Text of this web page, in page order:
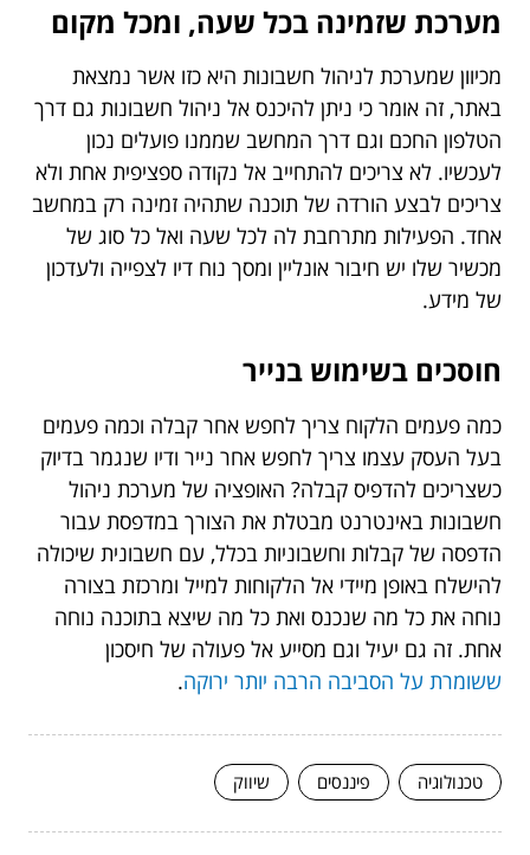
מערכת שזמינה בכל שעה, ומכל מקום
מכיוון שמערכת לניהול חשבונות היא כזו אשר נמצאת
באתר, זה אומר כי ניתן להיכנס אל ניהול חשבונות גם דרך
הטלפון החכם וגם דרך המחשב שממנו פועלים נכון
לעכשיו. לא צריכים להתחייב אל נקודה ספציפית אחת ולא
צריכים לבצע הורדה של תוכנה שתהיה זמינה רק במחשב
אחד. הפעילות מתרחבת לה לכל שעה ואל כל סוג של
מכשיר שלו יש חיבור אונליין ומסך נוח דיו לצפייה ולעדכון
של מידע.
חוסכים בשימוש בנייר
כמה פעמים הלקוח צריך לחפש אחר קבלה וכמה פעמים
בעל העסק עצמו צריך לחפש אחר נייר ודיו שנגמר בדיוק
כשצריכים להדפיס קבלה? האופציה של מערכת ניהול
חשבונות באינטרנט מבטלת את הצורך במדפסת עבור
הדפסה של קבלות וחשבוניות בכלל, עם חשבונית שיכולה
להישלח באופן מיידי אל הלקוחות למייל ומרכזת בצורה
נוחה את כל מה שנכנס ואת כל מה שיצא בתוכנה נוחה
אחת. זה גם יעיל וגם מסייע אל פעולה של חיסכון
ששומרת על הסביבה הרבה יותר ירוקה.
טכנולוגיה פיננסים שיווק